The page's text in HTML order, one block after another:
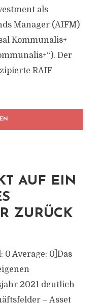
als
Manager (AIFM)
Kommunalis+
Der
RAIF
AUF EIN
ZURÜCK
0 Average: 0]Das
2021 deutlich
– Asset